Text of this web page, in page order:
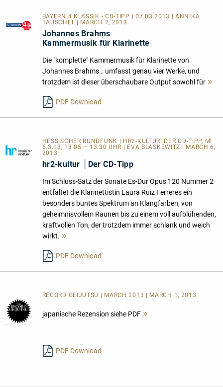
BAYERN 4 KLASSIK - CD-TIPP | 07.03.2013 | ANNIKA
TÄUSCHEL | MARCH 7, 2013
Johannes Brahms
Kammermusik für Klarinette
Die "komplette" Kammermusik für Klarinette von
Johannes Brahms… umfasst genau vier Werke, und
trotzdem ist dieser überschaubare Output sowohl für
PDF Download
HESSISCHER RUNDFUNK | HR2-KULTUR: DER CD-TIPP, MI
6.3.13, 13.05 – 13.30 UHR | EVA BLASKEWITZ | MARCH 6,
2013
hr2-kultur │Der CD-Tipp
Im Schluss-Satz der Sonate Es-Dur Opus 120 Nummer 2
entfaltet die Klarinettistin Laura Ruiz Ferreres ein
besonders buntes Spektrum an Klangfarben, von
geheimnisvollem Raunen bis zu einem voll aufblühenden,
kraftvollen Ton, der trotzdem immer schlank und weich
wirkt.
PDF Download
RECORD GEIJUTSU | MARCH 2013 | MARCH 1, 2013
japanische Rezension siehe PDF
PDF Download